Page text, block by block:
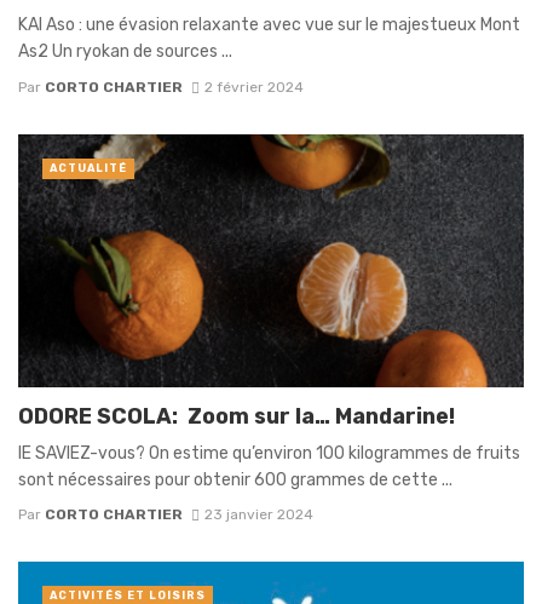
KAI Aso : une évasion relaxante avec vue sur le majestueux Mont
As2 Un ryokan de sources ...
Par CORTO CHARTIER 2 février 2024
ODORE SCOLA: Zoom sur la… Mandarine!
lE SAVIEZ-vous? On estime qu’environ 100 kilogrammes de fruits
sont nécessaires pour obtenir 600 grammes de cette ...
Par CORTO CHARTIER 23 janvier 2024
ACTUALITÉ
ACTIVITÉS ET LOISIRS